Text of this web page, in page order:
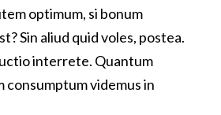
optimum, si bonum
Sin aliud quid voles, postea.
interrete. Quantum
consumptum videmus in